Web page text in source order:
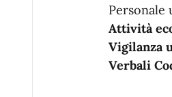
Personale
Attività
Vigilanza
Verbali